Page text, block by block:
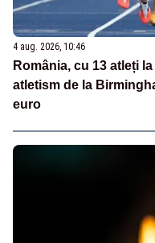
4 aug. 2026, 10:46
România, cu 13 atleți
atletism de la
euro